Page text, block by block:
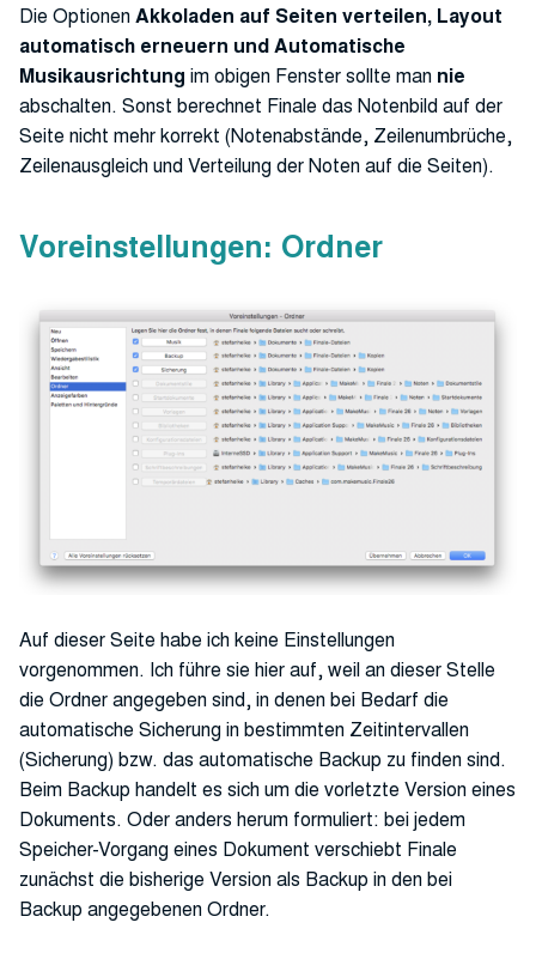
Die OptionenAkkoladen auf Seiten verteilen, Layout
automatisch erneuern und Automatische
Musikausrichtung im obigen Fenster sollte man nie
abschalten. Sonst berechnet Finale das Notenbild auf der
Seite nicht mehr korrekt (Notenabstände, Zeilenumbrüche,
Zeilenausgleich und Verteilung der Noten auf die Seiten).
Voreinstellungen: Ordner
Auf dieser Seite habe ich keine Einstellungen
vorgenommen. Ich führe sie hier auf, weil an dieser Stelle
die Ordner angegeben sind, in denen bei Bedarf die
automatische Sicherung in bestimmten Zeitintervallen
(Sicherung) bzw. das automatische Backup zu finden sind.
Beim Backup handelt es sich um die vorletzte Version eines
Dokuments. Oder anders herum formuliert: bei jedem
Speicher-Vorgang eines Dokument verschiebt Finale
zunächst die bisherige Version als Backup in den bei
Backup angegebenen Ordner.